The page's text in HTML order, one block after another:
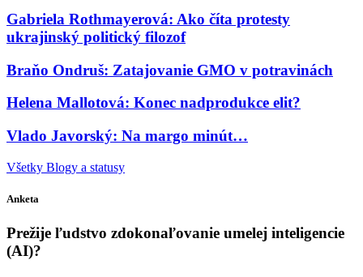
Gabriela Rothmayerová: Ako číta protesty
ukrajinský politický filozof
Braňo Ondruš: Zatajovanie GMO v potravinách
Helena Mallotová: Konec nadprodukce elit?
Vlado Javorský: Na margo minút…
Všetky Blogy a statusy
Anketa
Prežije ľudstvo zdokonaľovanie umelej inteligencie
(AI)?